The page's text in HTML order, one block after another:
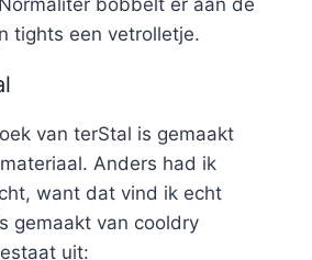
bobbelt er aan de
tights een vetrolletje.
van terStal is gemaakt
Anders had ik
want dat vind ik echt
gemaakt van cooldry
uit: